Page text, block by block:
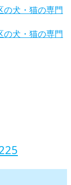
｜横
専門